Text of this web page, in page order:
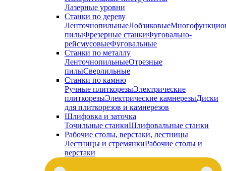
Лазерные уровни
Станки по дереву
ЛенточнопильныеЛобзиковые
пилыФрезерные станкиФуговально-
рейсмусовыеФуговальные
Станки по металлу
ЛенточнопильныеОтрезные
пилыСверлильные
Станки по камню
Ручные плиткорезыЭлектрические
плиткорезыЭлектрические камнерезыДиски
для плиткорезов и камнерезов
Шлифовка и заточка
Точильные станкиШлифовальные станки
Рабочие столы, верстаки, лестницы
Лестницы и стремянкиРабочие столы и
верстаки